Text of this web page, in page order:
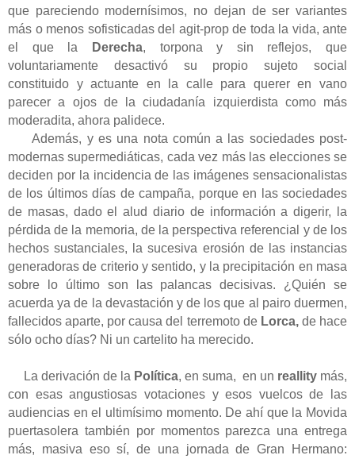
que pareciendo modernísimos, no dejan de ser variantes
más o menos sofisticadas del agit-prop de toda la vida, ante
el que la
Derecha, torpona y sin reflejos, que
voluntariamente desactivó su propio sujeto social
constituido y actuante en la calle para querer en vano
parecer a ojos de la ciudadanía izquierdista como más
moderadita, ahora palidece.
Además, y es una nota común a las sociedades post-
modernas supermediáticas, cada vez más las elecciones se
deciden por la incidencia de las imágenes sensacionalistas
de los últimos días de campaña, porque en las sociedades
de masas, dado el alud diario de información a digerir, la
pérdida de la memoria, de la perspectiva referencial y de los
hechos sustanciales, la sucesiva erosión de las instancias
generadoras de criterio y sentido, y la precipitación en masa
sobre lo último son las palancas decisivas. ¿Quién se
acuerda ya de la devastación y de los que al pairo duermen,
fallecidos aparte, por causa del terremoto de Lorca,de hace
sólo ocho días? Ni un cartelito ha merecido.
La derivación de la Política, en suma, en un reallity más,
con esas angustiosas votaciones y esos vuelcos de las
audiencias en el ultimísimo momento. De ahí que la Movida
puertasolera también por momentos parezca una entrega
más, masiva eso sí, de una jornada de Gran Hermano: